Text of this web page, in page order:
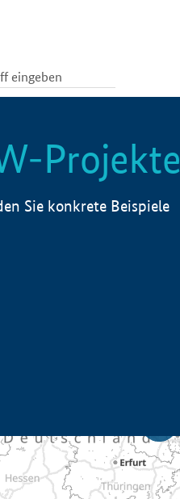
Projekte
Sie konkrete Beispiele